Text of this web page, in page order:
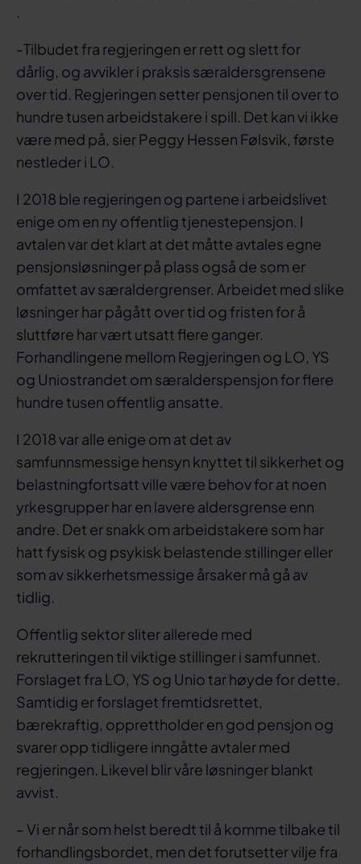
.
-Tilbudet fra regjeringen er rett og slett for
dårlig, og avvikler i praksis særaldersgrensene
over tid. Regjeringen setter pensjonen til over to
hundre tusen arbeidstakere i spill. Det kan vi ikke
være med på, sier Peggy Hessen Følsvik, første
nestleder i LO.
I 2018 ble regjeringen og partene i arbeidslivet
enige om en ny offentlig tjenestepensjon. I
avtalen var det klart at det måtte avtales egne
pensjonsløsninger på plass også de som er
omfattet av særaldergrenser. Arbeidet med slike
løsninger har pågått over tid og fristen for å
sluttføre har vært utsatt flere ganger.
Forhandlingene mellom Regjeringen og LO, YS
og Uniostrandet om særalderspensjon for flere
hundre tusen offentlig ansatte.
I 2018 var alle enige om at det av
samfunnsmessige hensyn knyttet til sikkerhet og
belastningfortsatt ville være behov for at noen
yrkesgrupper har en lavere aldersgrense enn
andre. Det er snakk om arbeidstakere som har
hatt fysisk og psykisk belastende stillinger eller
som av sikkerhetsmessige årsaker må gå av
tidlig.
Offentlig sektor sliter allerede med
rekrutteringen til viktige stillinger i samfunnet.
Forslaget fra LO, YS og Unio tar høyde for dette.
Samtidig er forslaget fremtidsrettet,
bærekraftig, opprettholder en god pensjon og
svarer opp tidligere inngåtte avtaler med
regjeringen. Likevel blir våre løsninger blankt
avvist.
– Vi er når som helst beredt til å komme tilbake til
forhandlingsbordet, men det forutsetter vilje fra